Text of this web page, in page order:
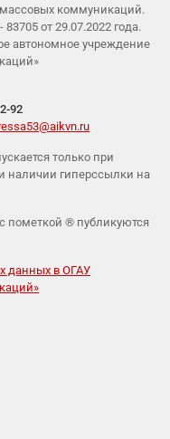
коммуникаций.
от 29.07.2022 года.
автономное учреждение
92
только при
наличии гиперссылки на
пометкой ® публикуются
данных в ОГАУ